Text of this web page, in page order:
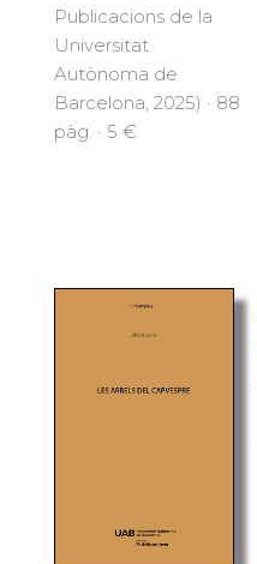
Publicacions de la
Universitat
Autònoma de
Barcelona, 2025) · 88
pàg. · 5 €